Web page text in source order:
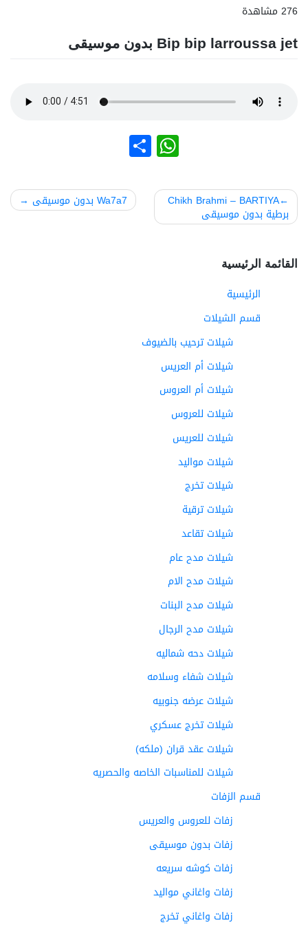
276 مشاهدة
Bip bip larroussa jet بدون موسيقى
WhatsApp
نشر
تصفّح
المقالات
Chikh Brahmi – BARTIYA
برطية بدون موسيقى
Wa7a7 بدون موسيقى
القائمة الرئيسية
الرئيسية
قسم الشيلات
شيلات ترحيب بالضيوف
شيلات أم العريس
شيلات أم العروس
شيلات للعروس
شيلات للعريس
شيلات مواليد
شيلات تخرج
شيلات ترقية
شيلات تقاعد
شيلات مدح عام
شيلات مدح الام
شيلات مدح البنات
شيلات مدح الرجال
شيلات دحه شماليه
شيلات شفاء وسلامه
شيلات عرضه جنوبيه
شيلات تخرج عسكري
شيلات عقد قران (ملكه)
شيلات للمناسبات الخاصه والحصريه
قسم الزفات
زفات للعروس والعريس
زفات بدون موسيقى
زفات كوشه سريعه
زفات واغاني مواليد
زفات واغاني تخرج